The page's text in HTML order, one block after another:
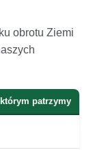
obrotu Ziemi
patrzymy